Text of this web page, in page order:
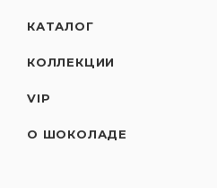
КАТАЛОГ
КОЛЛЕКЦИИ
VIP
О ШОКОЛАДЕ